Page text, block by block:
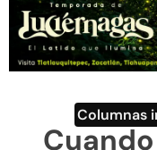
Columnas